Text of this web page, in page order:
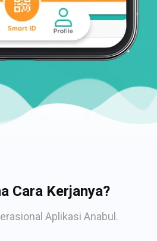
Cara Kerjanya?
Aplikasi Anabul.